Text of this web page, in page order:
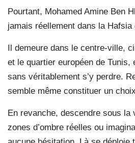
Pourtant, Mohamed Amine Ben
jamais réellement dans la Hafsia
Il demeure dans le centre-ville,
et le quartier européen de Tunis,
sans véritablement s’y perdre.
semble même constituer un
En revanche, descendre sous la
zones d’ombre réelles ou